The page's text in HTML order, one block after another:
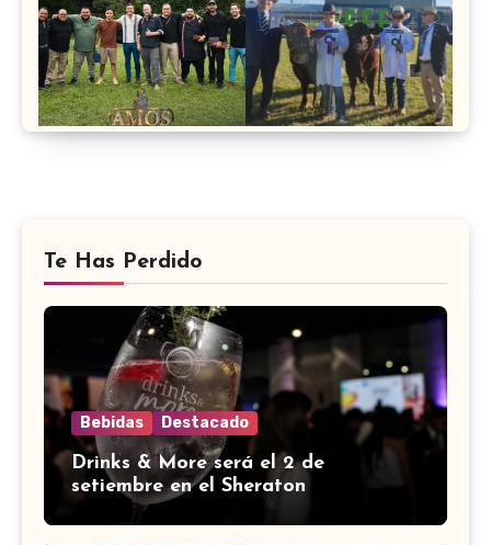
Te Has Perdido
Bebidas Destacado
Drinks & More será el 2 de
setiembre en el Sheraton